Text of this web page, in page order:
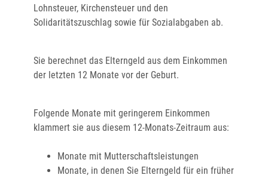
Lohnsteuer, Kirchensteuer und den
Solidaritätszuschlag sowie für Sozialabgaben ab.
Sie berechnet das Elterngeld aus dem Einkommen
der letzten 12 Monate vor der Geburt.
Folgende Monate mit geringerem Einkommen
klammert sie aus diesem 12-Monats-Zeitraum aus:
Monate mit Mutterschaftsleistungen
Monate, in denen Sie Elterngeld für ein früher